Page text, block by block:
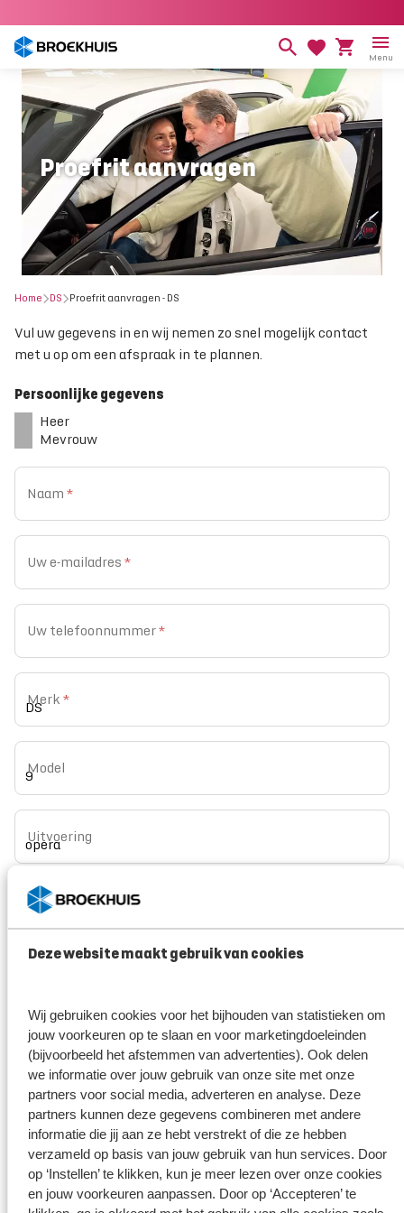
Deze website maakt gebruik van cookies
Wij gebruiken cookies voor het bijhouden van statistieken om
jouw voorkeuren op te slaan en voor marketingdoeleinden
(bijvoorbeeld het afstemmen van advertenties). Ook delen
we informatie over jouw gebruik van onze site met onze
partners voor social media, adverteren en analyse. Deze
partners kunnen deze gegevens combineren met andere
informatie die jij aan ze hebt verstrekt of die ze hebben
verzameld op basis van jouw gebruik van hun services. Door
op ‘Instellen’ te klikken, kun je meer lezen over onze cookies
en jouw voorkeuren aanpassen. Door op ‘Accepteren’ te
naar
inhoud
gaan
Menu
Proefrit aanvragen
Home DS Proefrit aanvragen - DS
Vul uw gegevens in en wij nemen zo snel mogelijk contact
met u op om een afspraak in te plannen.
Persoonlijke gegevens
Heer
Mevrouw
Naam *
Uw e-mailadres *
Uw telefoonnummer*
Merk *
Model
Uitvoering
opgeslagen en gebruikt voor de doeleinden van dit formulier.
Mijn gegevens worden niet aan derden ter beschikking gesteld.
Meer weten?
Bekijk ons privacy statement
Versturen